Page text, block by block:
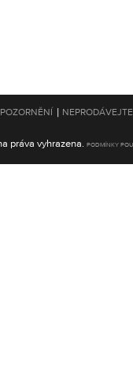
|
práva vyhrazena. PODMÍNKY